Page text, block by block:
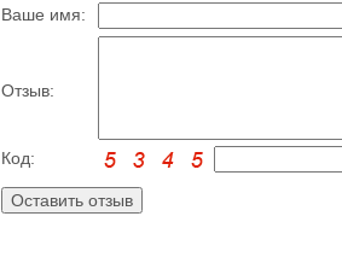
Ваше имя:
Отзыв:
Код: